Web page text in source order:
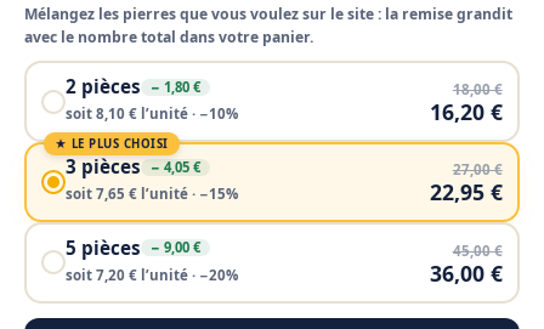
Mélangez les pierres que vous voulez sur le site : la remise grandit
avec le nombre total dans votre panier.
2 pièces
− 1,80 €
soit 8,10 € l’unité · −10%
18,00 €
16,20 €
★ LE PLUS CHOISI
3 pièces
− 4,05 €
soit 7,65 € l’unité · −15%
27,00 €
22,95 €
5 pièces
− 9,00 €
soit 7,20 € l’unité · −20%
45,00 €
36,00 €